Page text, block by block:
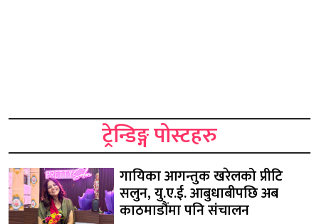
ट्रेन्डिङ्ग पोस्टहरु
गायिका आगन्तुक खरेलको प्रीटि
सलुन, यु.ए.ई. आबुधाबीपछि अब
काठमाडौंमा पनि संचालन